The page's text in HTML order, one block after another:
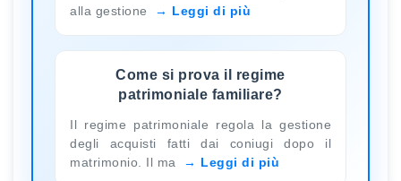
alla gestione
Leggi di più
Come si prova il regime
patrimoniale familiare?
Il regime patrimoniale regola la gestione
degli acquisti fatti dai coniugi dopo il
matrimonio. Il ma
Leggi di più